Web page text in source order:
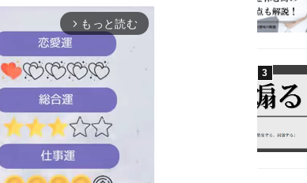
arrow_forward_ios もっと読む